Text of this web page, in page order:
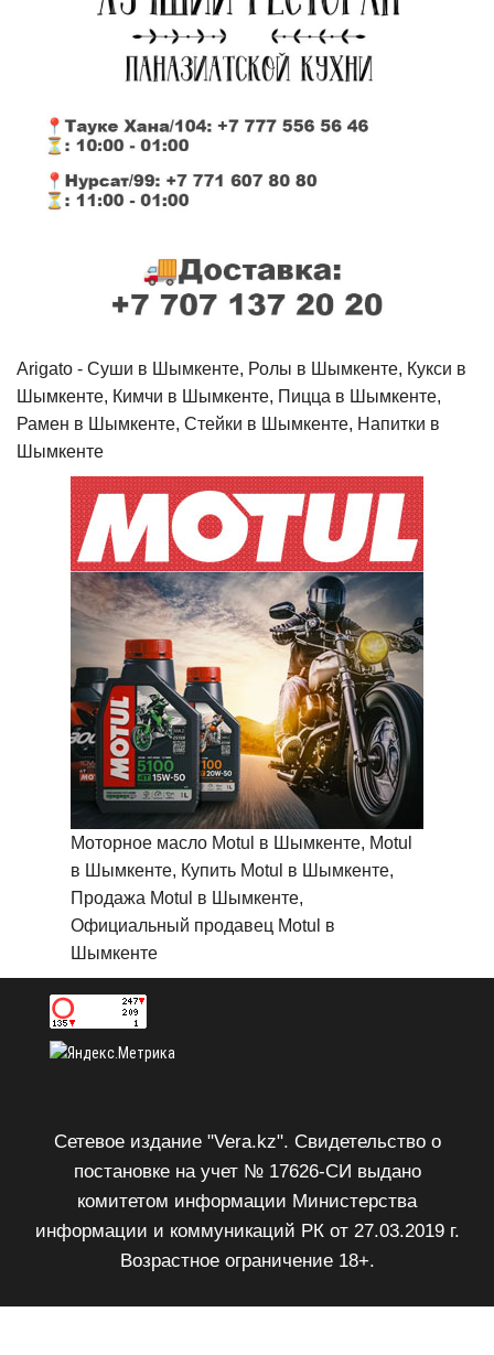
Arigato - Cуши в Шымкенте, Ролы в Шымкенте, Кукси в
Шымкенте, Кимчи в Шымкенте, Пицца в Шымкенте,
Рамен в Шымкенте, Стейки в Шымкенте, Напитки в
Шымкенте
Моторное масло Motul в Шымкенте, Motul
в Шымкенте, Купить Motul в Шымкенте,
Продажа Motul в Шымкенте,
Официальный продавец Motul в
Шымкенте
Сетевое издание "Vera.kz". Свидетельство о
постановке на учет № 17626-СИ выдано
комитетом информации Министерства
информации и коммуникаций РК от 27.03.2019 г.
Возрастное ограничение 18+.